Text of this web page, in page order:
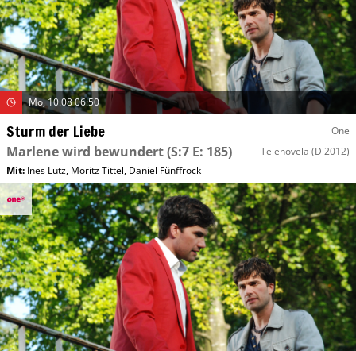
Mo, 10.08 06:50
Sturm der Liebe One
Marlene wird bewundert(S:7 E: 185) Telenovela (D 2012)
Mit: Ines Lutz, Moritz Tittel, Daniel Fünffrock